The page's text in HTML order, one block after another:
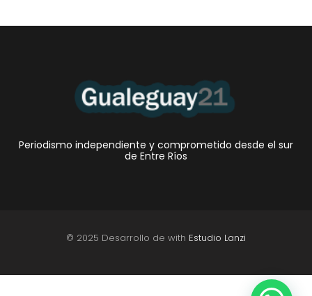
Periodismo independiente y comprometido desde el sur
de Entre Ríos
© 2025 Desarrollo de with Estudio Lanzi